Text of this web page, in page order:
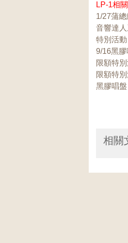
LP-1相
1/27蒲
音響達
特別活
9/16黑
限額特
限額特
黑膠唱盤
相關